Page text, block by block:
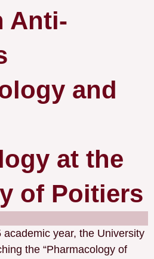
Anti-
and
at the
of Poitiers
year, the University
the “Pharmacology of